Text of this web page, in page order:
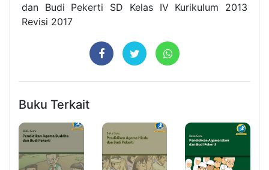
dan Budi Pekerti SD Kelas IV Kurikulum 2013
Revisi 2017
Buku Terkait